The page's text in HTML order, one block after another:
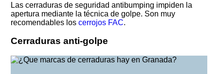
Las cerraduras de seguridad antibumping impiden la
apertura mediante la técnica de golpe. Son muy
recomendables loscerrojos FAC.
Cerraduras anti-golpe